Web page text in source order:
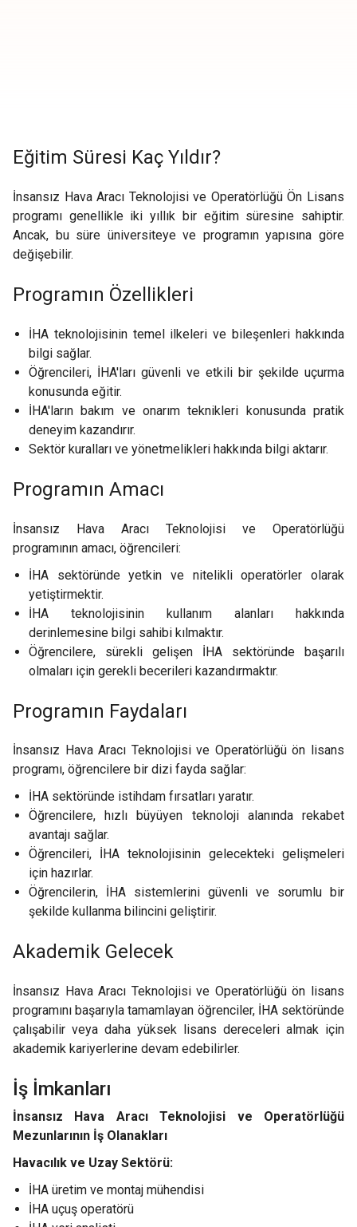
Eğitim Süresi Kaç Yıldır?
İnsansız Hava Aracı Teknolojisi ve Operatörlüğü Ön Lisans
programı genellikle iki yıllık bir eğitim süresine sahiptir.
Ancak, bu süre üniversiteye ve programın yapısına göre
değişebilir.
Programın Özellikleri
İHA teknolojisinin temel ilkeleri ve bileşenleri hakkında
bilgi sağlar.
Öğrencileri, İHA'ları güvenli ve etkili bir şekilde uçurma
konusunda eğitir.
İHA'ların bakım ve onarım teknikleri konusunda pratik
deneyim kazandırır.
Sektör kuralları ve yönetmelikleri hakkında bilgi aktarır.
Programın Amacı
İnsansız Hava Aracı Teknolojisi ve Operatörlüğü
programının amacı, öğrencileri:
İHA sektöründe yetkin ve nitelikli operatörler olarak
yetiştirmektir.
İHA teknolojisinin kullanım alanları hakkında
derinlemesine bilgi sahibi kılmaktır.
Öğrencilere, sürekli gelişen İHA sektöründe başarılı
olmaları için gerekli becerileri kazandırmaktır.
Programın Faydaları
İnsansız Hava Aracı Teknolojisi ve Operatörlüğü ön lisans
programı, öğrencilere bir dizi fayda sağlar:
İHA sektöründe istihdam fırsatları yaratır.
Öğrencilere, hızlı büyüyen teknoloji alanında rekabet
avantajı sağlar.
Öğrencileri, İHA teknolojisinin gelecekteki gelişmeleri
için hazırlar.
Öğrencilerin, İHA sistemlerini güvenli ve sorumlu bir
şekilde kullanma bilincini geliştirir.
Akademik Gelecek
İnsansız Hava Aracı Teknolojisi ve Operatörlüğü ön lisans
programını başarıyla tamamlayan öğrenciler, İHA sektöründe
çalışabilir veya daha yüksek lisans dereceleri almak için
akademik kariyerlerine devam edebilirler.
İş İmkanları
İnsansız Hava Aracı Teknolojisi ve Operatörlüğü
Mezunlarının İş Olanakları
Havacılık ve Uzay Sektörü:
İHA üretim ve montaj mühendisi
İHA uçuş operatörü